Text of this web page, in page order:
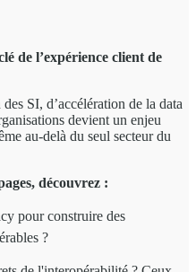
de l’expérience client de
SI, d’accélération de la data
devient un enjeu
au-delà du seul secteur du
découvrez :
pour construire des
?